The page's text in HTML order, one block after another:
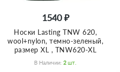
1540 ₽
Носки Lasting TNW 620,
wool+nylon, темно-зеленый,
размер XL , TNW620-XL
В Наличии: 2 Шт.